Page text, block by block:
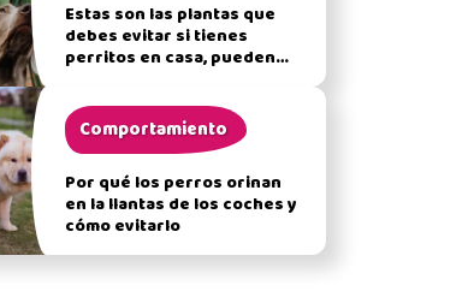
Estas son las plantas que
debes evitar si tienes
perritos en casa, pueden
Comportamiento
Por qué los perros orinan
en la llantas de los coches y
cómo evitarlo